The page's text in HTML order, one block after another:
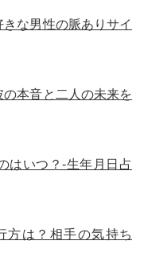
きな男性の脈ありサイ
本音と二人の未来を
はいつ？-生年月日占
は？相手の気持ち